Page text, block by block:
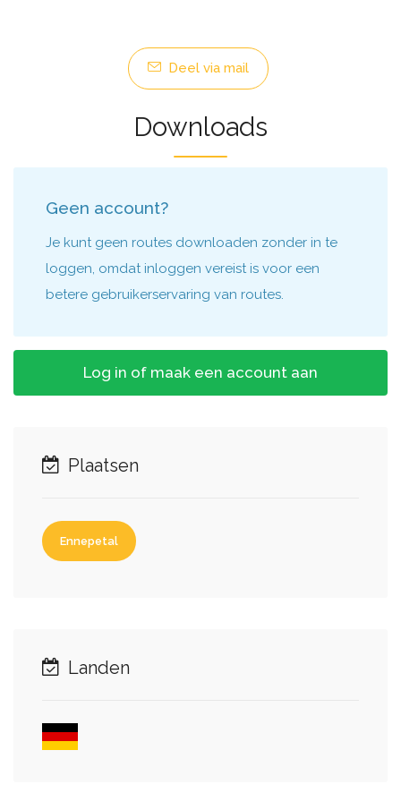
Deel via mail
Downloads
Geen account?
Je kunt geen routes downloaden zonder in te
loggen, omdat inloggen vereist is voor een
betere gebruikerservaring van routes.
Log in of maak een account aan
Plaatsen
Ennepetal
Landen